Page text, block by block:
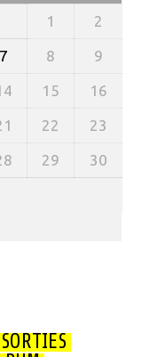
1 2
7 8 9
15 16
22 23
29 30